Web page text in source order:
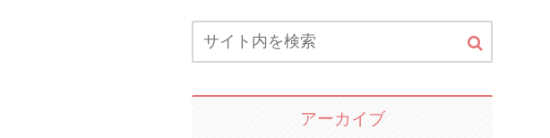
アーカイブ